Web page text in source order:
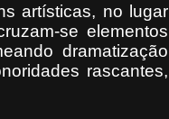
artísticas, no lugar
se elementos
dramatização
rascantes,